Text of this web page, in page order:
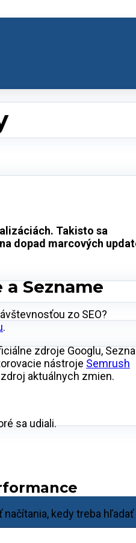
Takisto sa
dopad marcových
Sezname
zo SEO?
.
zdroje Googlu,
nástroje Semrush
aktuálnych zmien.
sa udiali.
načítania, kedy treba hľadať